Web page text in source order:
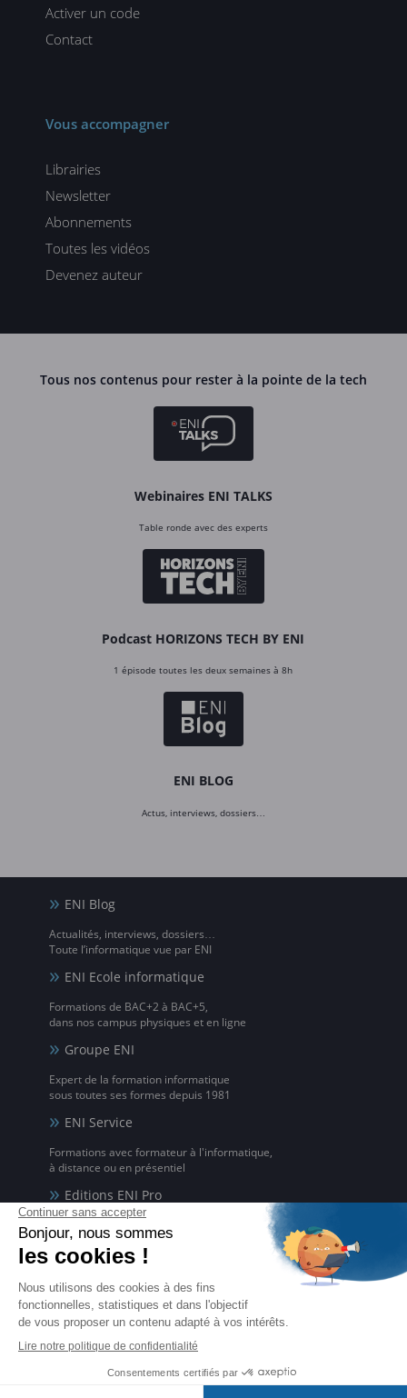
Activer un code
Contact
Vous accompagner
Librairies
Newsletter
Abonnements
Toutes les vidéos
Devenez auteur
Tous nos contenus pour rester à la pointe de la tech
Webinaires ENI TALKS
Table ronde avec des experts
Podcast HORIZONS TECH BY ENI
1 épisode toutes les deux semaines à 8h
ENI BLOG
Actus, interviews, dossiers…
ENI Blog
Actualités, interviews, dossiers…
Toute l’informatique vue par ENI
ENI Ecole informatique
Formations de BAC+2 à BAC+5,
dans nos campus physiques et en ligne
Groupe ENI
Expert de la formation informatique
sous toutes ses formes depuis 1981
ENI Service
Formations avec formateur à l'informatique,
à distance ou en présentiel
Editions ENI Pro
pour les organismes de formation
ENI elearning
La solution de formation à l'informatique en ligne,
disponible en 5 langues
Certifications ENI
Certifications à l'informatique
éligibles CPF et reconnues par l'État